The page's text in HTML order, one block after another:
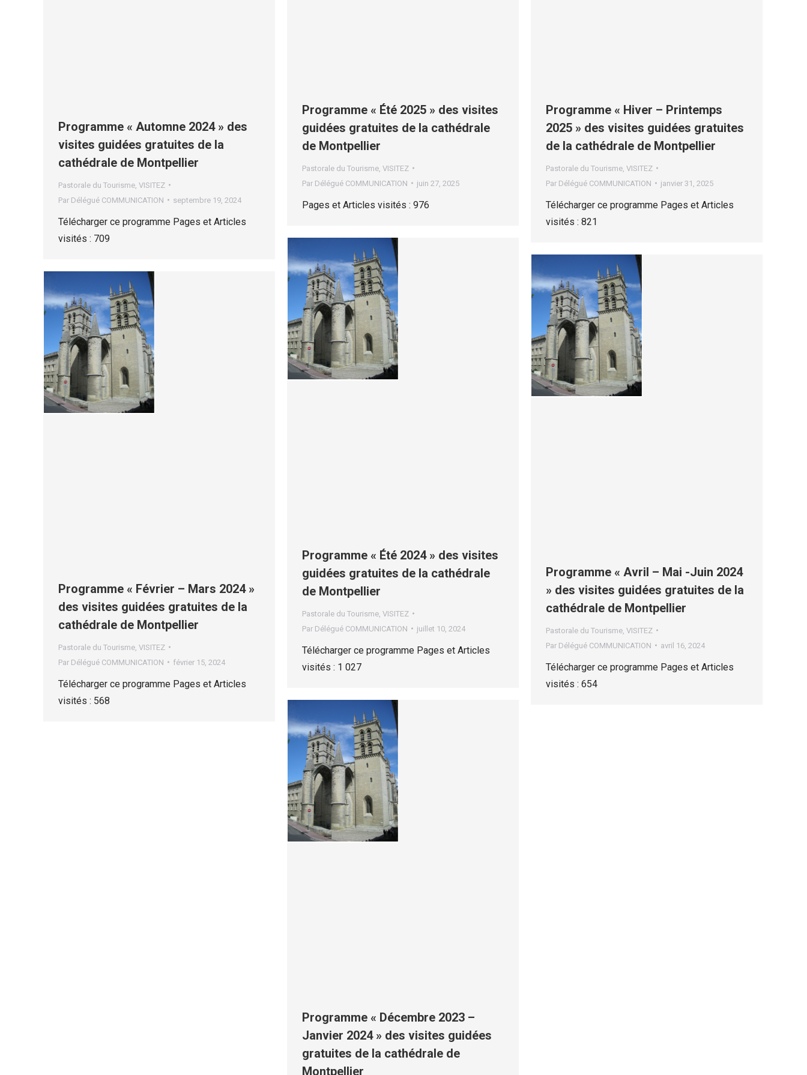
Programme « Été 2025 » des visites
guidées gratuites de la cathédrale
de Montpellier
Pastorale du Tourisme VISITEZ
Par Délégué COMMUNICATION juin 27, 2025
Pages et Articles visités : 976
Programme « Hiver – Printemps
2025 » des visites guidées gratuites
de la cathédrale de Montpellier
Pastorale du Tourisme VISITEZ
Par Délégué COMMUNICATION janvier 31, 2025
Télécharger ce programme Pages et Articles
visités : 821
Programme « Automne 2024 » des
visites guidées gratuites de la
cathédrale de Montpellier
Pastorale du Tourisme VISITEZ
Par Délégué COMMUNICATION septembre 19, 2024
Télécharger ce programme Pages et Articles
visités : 709
Programme « Été 2024 » des visites
guidées gratuites de la cathédrale
de Montpellier
Pastorale du Tourisme VISITEZ
Par Délégué COMMUNICATION juillet 10, 2024
Télécharger ce programme Pages et Articles
visités : 1 027
Programme « Avril – Mai -Juin 2024
» des visites guidées gratuites de la
cathédrale de Montpellier
Pastorale du Tourisme VISITEZ
Par Délégué COMMUNICATION avril 16, 2024
Télécharger ce programme Pages et Articles
visités : 654
Programme « Février – Mars 2024 »
des visites guidées gratuites de la
cathédrale de Montpellier
Pastorale du Tourisme VISITEZ
Par Délégué COMMUNICATION février 15, 2024
Télécharger ce programme Pages et Articles
visités : 568
Programme « Décembre 2023 –
Janvier 2024 » des visites guidées
gratuites de la cathédrale de
Montpellier